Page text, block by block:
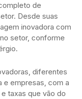
de
Desde suas
inovadora com
setor, conforme
diferentes
e empresas, com a
taxas que vão do